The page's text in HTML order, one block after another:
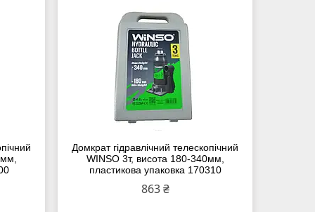
Домкрат гідравлічний телескопічний
WINSO 3т, висота 180-340мм,
пластикова упаковка 170310
863 ₴